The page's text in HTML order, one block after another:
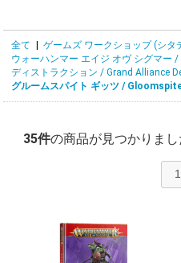
全て ゲームズ ワークショップ (シ
ウォーハンマー エイジ オヴ シグマー
ディストラクション / Grand Alliance
グルームスパイト ギッツ /
35件の商品が見つかりまし